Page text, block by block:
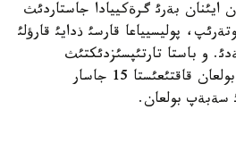
بةرئ گرةكييادا جاستاردئث
پوليسيياعا قارسئ ذدايئ قارؤلئ
و باستا تارتئپسئزدئكتئث
باستالؤئنا پوليسةيلةرمةن بولعان قاقتئعئستا 15 جاسار
سةبةپ بولعان.